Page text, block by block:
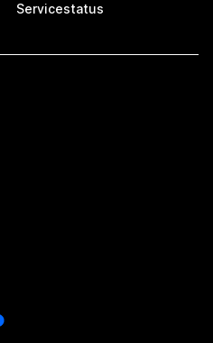
Servicestatus